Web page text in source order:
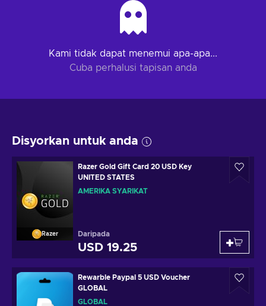
Kami tidak dapat menemui apa-apa...
Cuba perhalusi tapisan anda
Disyorkan untuk anda
Razer
Razer Gold Gift Card 20 USD Key
UNITED STATES
AMERIKA SYARIKAT
Daripada
USD 19.25
Rewarble Paypal 5 USD Voucher
GLOBAL
GLOBAL